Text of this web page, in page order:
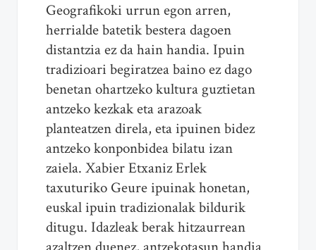
Geografikoki urrun egon arren,
herrialde batetik bestera dagoen
distantzia ez da hain handia. Ipuin
tradizioari begiratzea baino ez dago
benetan ohartzeko kultura guztietan
antzeko kezkak eta arazoak
planteatzen direla, eta ipuinen bidez
antzeko konponbidea bilatu izan
zaiela. Xabier Etxaniz Erlek
taxuturiko Geure ipuinak honetan,
euskal ipuin tradizionalak bildurik
ditugu. Idazleak berak hitzaurrean